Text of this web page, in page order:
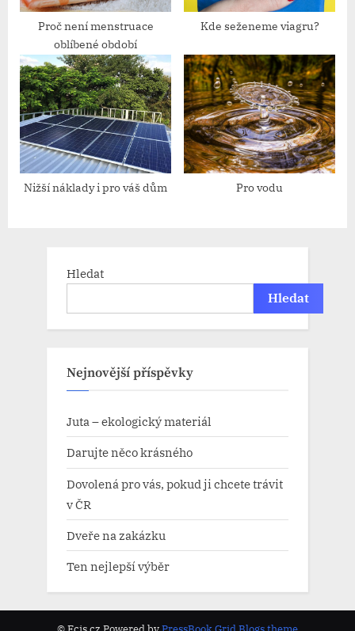
Proč není menstruace
oblíbené období
Kde seženeme viagru?
Nižší náklady i pro váš dům Pro vodu
Hledat
Hledat
Nejnovější příspěvky
Juta – ekologický materiál
Darujte něco krásného
Dovolená pro vás, pokud ji chcete trávit
v ČR
Dveře na zakázku
Ten nejlepší výběr